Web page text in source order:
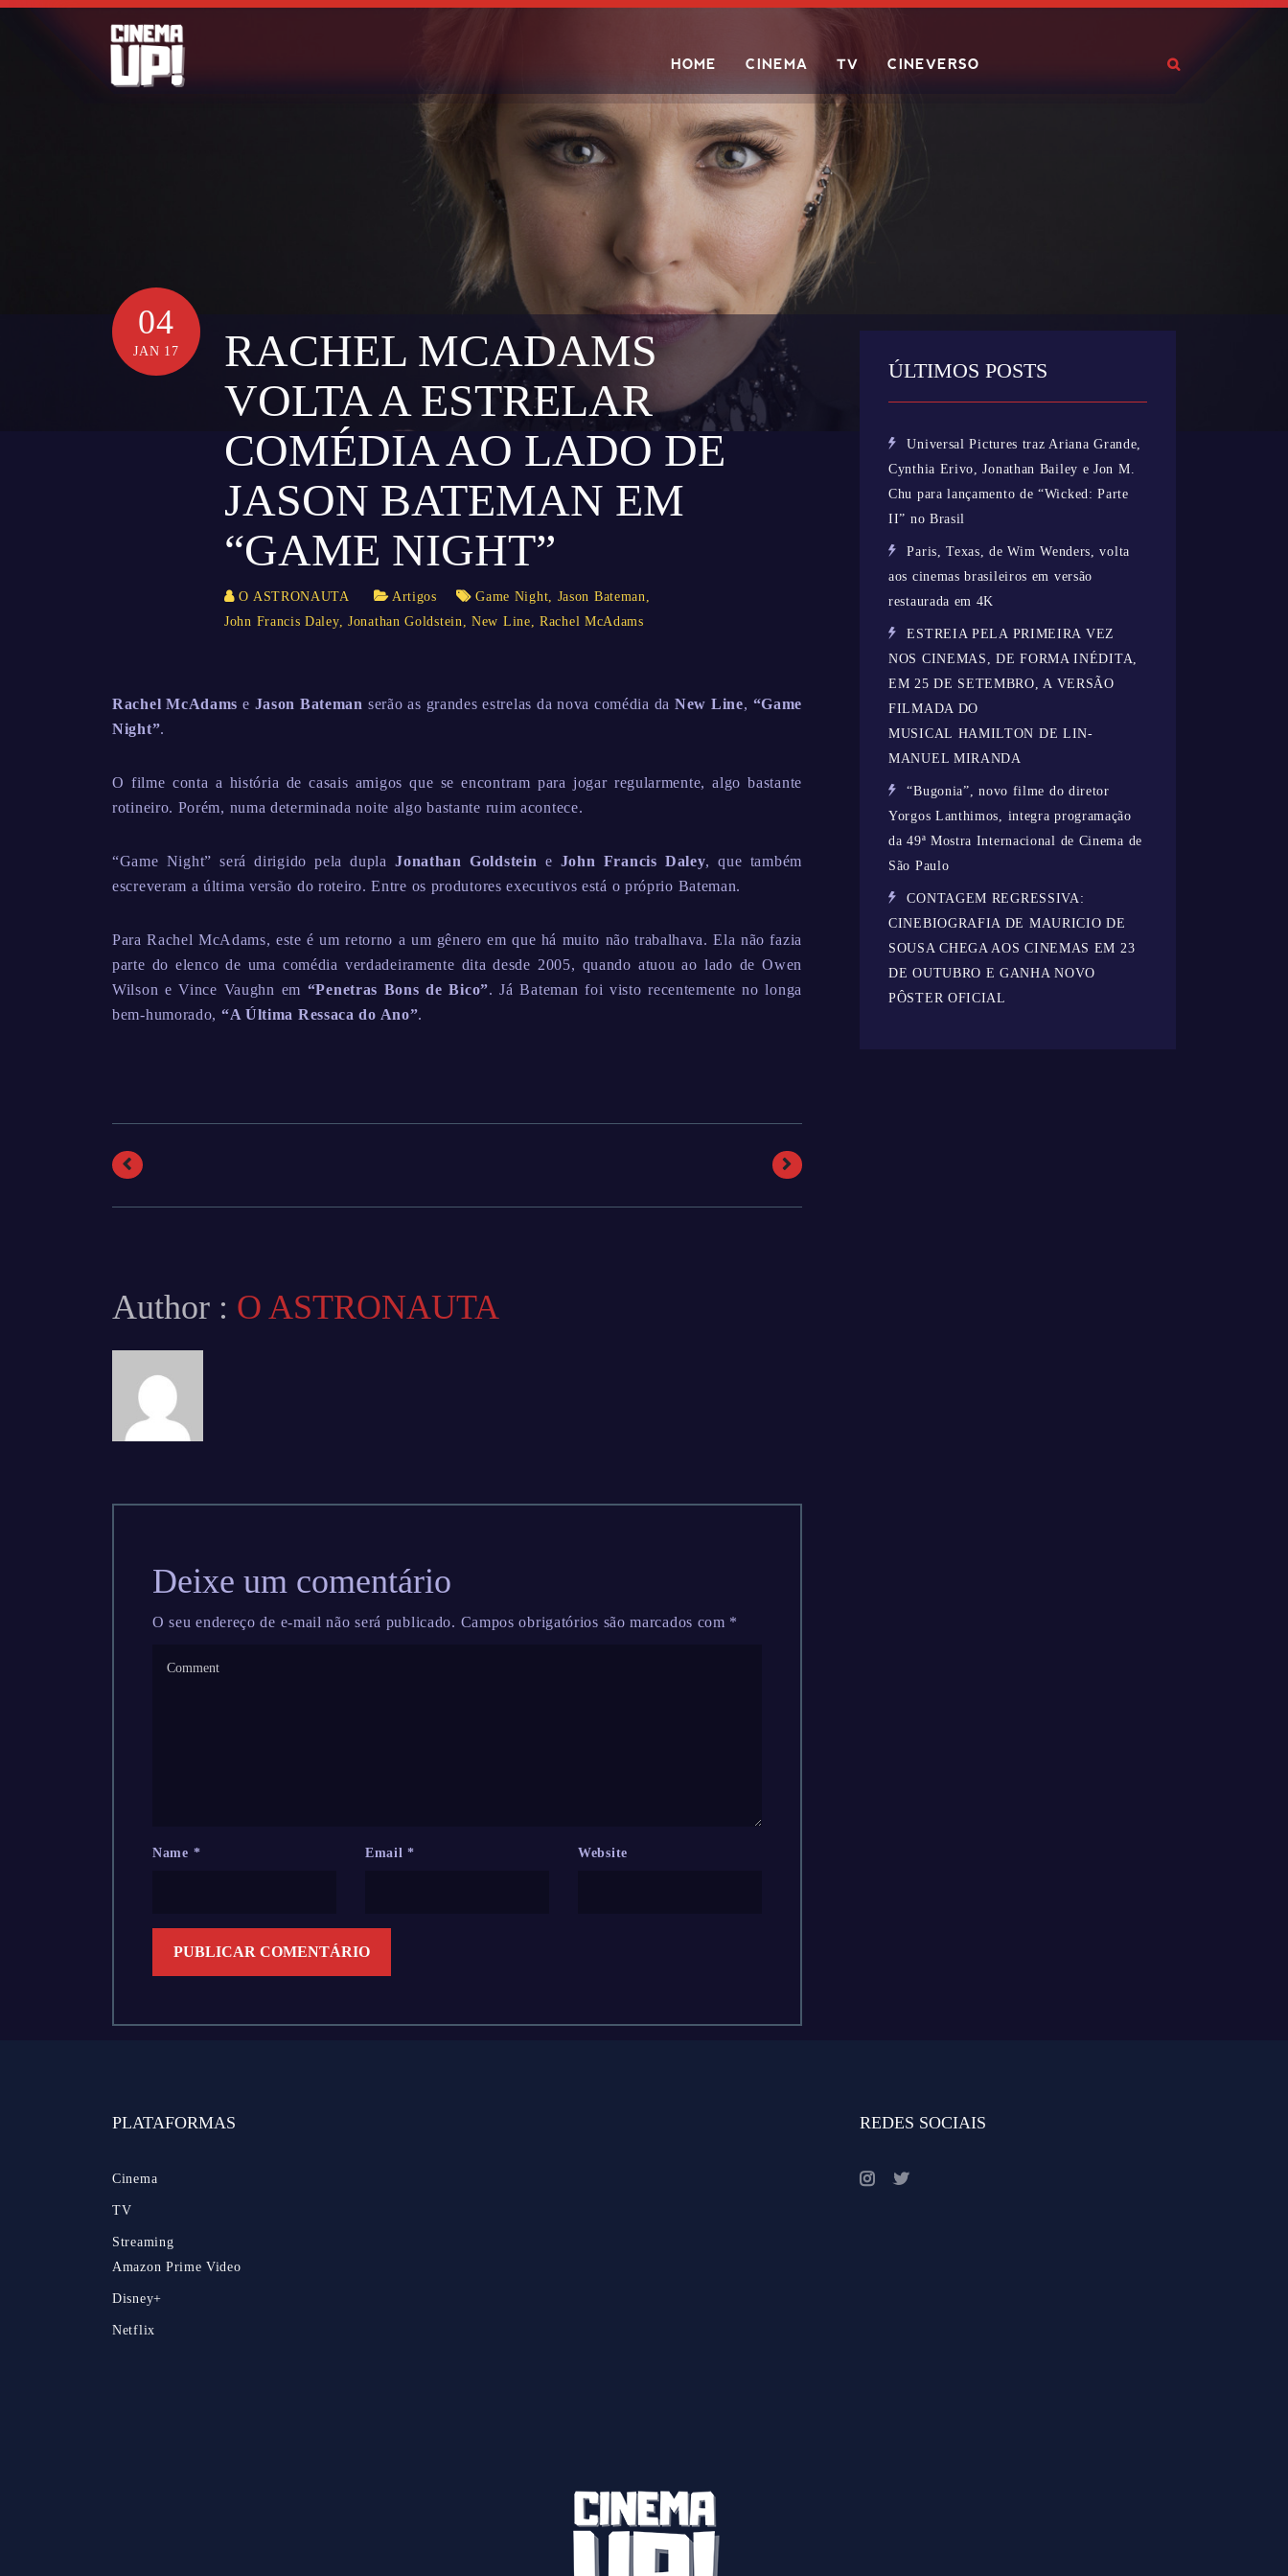
Skip
HOME CINEMA TV CINEVERSO
Search
04
JAN 17
RACHEL MCADAMS
VOLTA A ESTRELAR
COMÉDIA AO LADO DE
JASON BATEMAN EM
“GAME NIGHT”
O ASTRONAUTA Artigos Game Night, Jason Bateman,
John Francis Daley,Jonathan Goldstein,New Line,Rachel McAdams
Rachel McAdams e Jason Bateman serão as grandes estrelas da nova comédia daNew Line, “Game
Night”.
O filme conta a história de casais amigos que se encontram para jogar regularmente, algo bastante
rotineiro. Porém, numa determinada noite algo bastante ruim acontece.
“Game Night” será dirigido pela duplaJonathan Goldstein e John Francis Daley, que também
escreveram a última versão do roteiro. Entre os produtores executivos está o próprio Bateman.
Para Rachel McAdams, este é um retorno a um gênero em que há muito não trabalhava. Ela não fazia
parte do elenco de uma comédia verdadeiramente dita desde 2005, quando atuou ao lado de Owen
Wilson e Vince Vaughn em “Penetras Bons de Bico”. Já Bateman foi visto recentemente no longa
bem-humorado, “A Última Ressaca do Ano”.
Author : O ASTRONAUTA
Deixe um comentário
O seu endereço de e-mail não será publicado. Campos obrigatórios são marcados com *
Name * Email* Website
ÚLTIMOS POSTS
Universal Pictures traz Ariana Grande,
Cynthia Erivo, Jonathan Bailey e Jon M.
Chu para lançamento de “Wicked: Parte
II” no Brasil
Paris, Texas, de Wim Wenders, volta
aos cinemas brasileiros em versão
restaurada em 4K
ESTREIA PELA PRIMEIRA VEZ
NOS CINEMAS, DE FORMA INÉDITA,
EM 25 DE SETEMBRO, A VERSÃO
FILMADA DO
MUSICAL HAMILTON DE LIN-
MANUEL MIRANDA
“Bugonia”, novo filme do diretor
Yorgos Lanthimos, integra programação
da 49ª Mostra Internacional de Cinema de
São Paulo
CONTAGEM REGRESSIVA:
CINEBIOGRAFIA DE MAURICIO DE
SOUSA CHEGA AOS CINEMAS EM 23
DE OUTUBRO E GANHA NOVO
PÔSTER OFICIAL
PLATAFORMAS
Cinema
TV
Streaming
Amazon Prime Video
Disney+
Netflix
REDES SOCIAIS